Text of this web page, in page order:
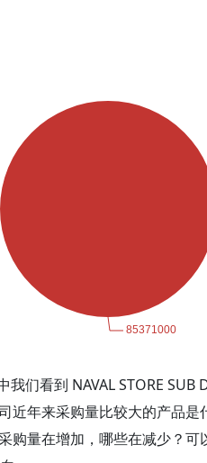
们看到 NAVAL STORE SUB
近年来采购量比较大的产品
购量在增加，哪些在减少？可